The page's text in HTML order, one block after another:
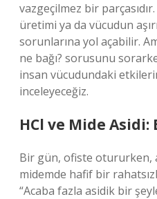
vazgeçilmez bir
üretimi ya da vücudun
sorunlarına yol açabilir.
ne bağı? sorusunu
insan vücudundaki
inceleyeceğiz.
HCl ve Mide Asidi:
Bir gün, ofiste otururken,
midemde hafif bir
“Acaba fazla asidik bir